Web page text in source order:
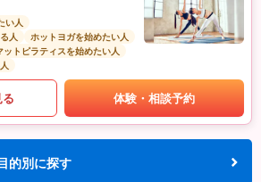
い人
人
ホットヨガを始めたい人
ットピラティスを始めたい人
体験・相談予約
的別に探す